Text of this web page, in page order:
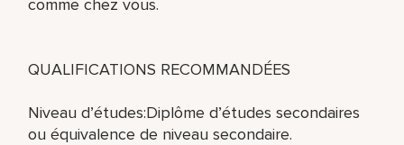
comme chez vous.
QUALIFICATIONS RECOMMANDÉES
Niveau d’études:Diplôme d’études secondaires
ou équivalence de niveau secondaire.